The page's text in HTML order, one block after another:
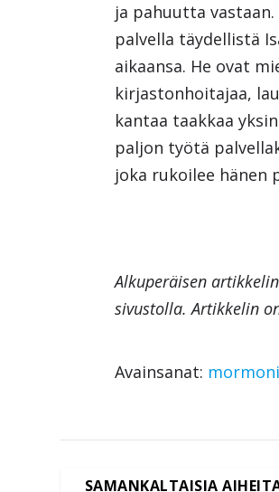
ja pahuutta
palvella täydellistä
aikaansa. He ovat
kirjastonhoitajaa,
kantaa taakkaa
paljon työtä
joka rukoilee hänen
Alkuperäisen
sivustolla. Artikkelin
Avainsanat: